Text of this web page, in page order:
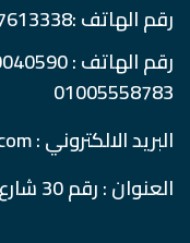
رقم الهاتف :0237613338
01005558783
البريد الالكتروني : info@soheljobs.com
العنوان : رقم 30 شارع المساحة - الدقي